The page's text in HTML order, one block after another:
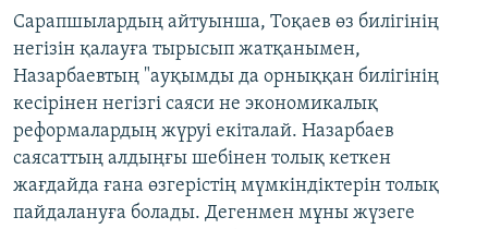
Сарапшылардың айтуынша, Тоқаев өз билігінің
негізін қалауға тырысып жатқанымен,
Назарбаевтың "ауқымды да орныққан билігінің
кесірінен негізгі саяси не экономикалық
реформалардың жүруі екіталай. Назарбаев
саясаттың алдыңғы шебінен толық кеткен
жағдайда ғана өзгерістің мүмкіндіктерін толық
пайдалануға болады. Дегенмен мұны жүзеге